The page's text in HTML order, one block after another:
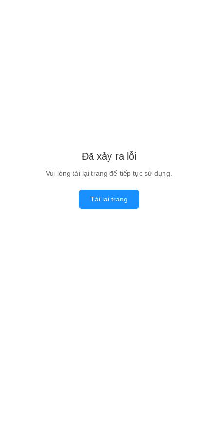
Đã xảy ra lỗi
Vui lòng tải lại trang để tiếp tục sử dụng.
Tải lại trang